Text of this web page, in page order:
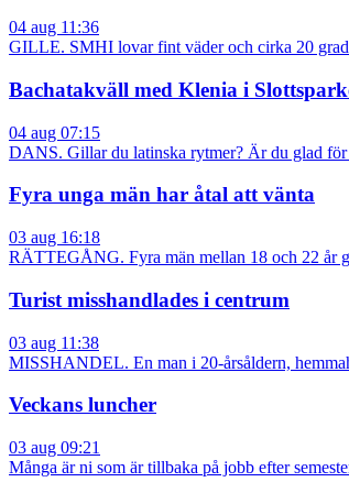
04 aug 11:36
GILLE. SMHI lovar fint väder och cirka 20
Bachatakväll med Klenia i
04 aug 07:15
DANS. Gillar du latinska rytmer? Är du glad
Fyra unga män har åtal att vänta
03 aug 16:18
RÄTTEGÅNG. Fyra män mellan 18 och 22 år
Turist misshandlades i centrum
03 aug 11:38
MISSHANDEL. En man i 20-årsåldern,
Veckans luncher
03 aug 09:21
Många är ni som är tillbaka på jobb efter